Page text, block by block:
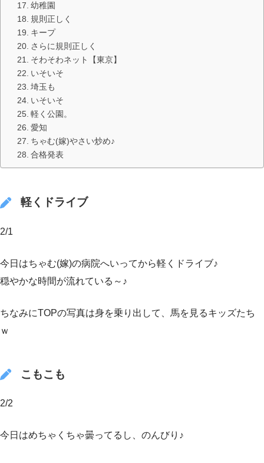
幼稚園
規則正しく
キープ
さらに規則正しく
そわそわネット【東京】
いそいそ
埼玉も
いそいそ
軽く公園。
愛知
ちゃむ(嫁)やさい炒め♪
合格発表
軽くドライブ
2/1
今日はちゃむ(嫁)の病院へいってから軽くドライブ♪
穏やかな時間が流れている～♪
ちなみにTOPの写真は身を乗り出して、馬を見るキッズたち
ｗ
こもこも
2/2
今日はめちゃくちゃ曇ってるし、のんびり♪